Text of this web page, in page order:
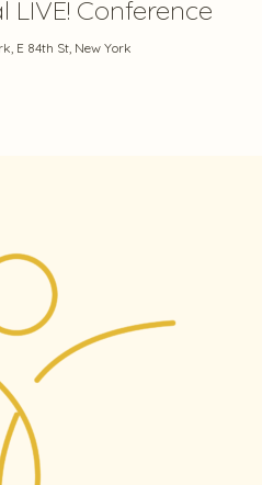
LIVE! Conference
E 84th St, New York